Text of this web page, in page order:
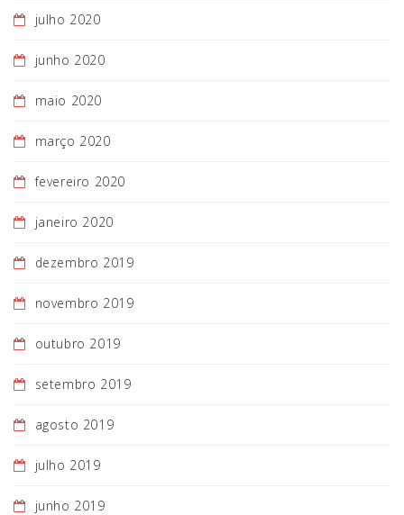
julho 2020
junho 2020
maio 2020
março 2020
fevereiro 2020
janeiro 2020
dezembro 2019
novembro 2019
outubro 2019
setembro 2019
agosto 2019
julho 2019
junho 2019